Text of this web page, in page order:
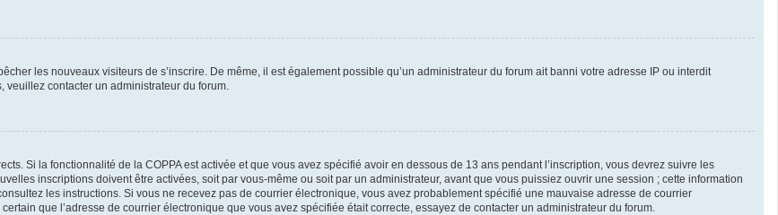
les nouveaux visiteurs de s’inscrire. De même, il est également possible qu’un administrateur du forum ait banni votre adresse IP ou interdit
veuillez contacter un administrateur du forum.
Si la fonctionnalité de la COPPA est activée et que vous avez spécifié avoir en dessous de 13 ans pendant l’inscription, vous devrez suivre les
inscriptions doivent être activées, soit par vous-même ou soit par un administrateur, avant que vous puissiez ouvrir une session ; cette information
les instructions. Si vous ne recevez pas de courrier électronique, vous avez probablement spécifié une mauvaise adresse de courrier
que l’adresse de courrier électronique que vous avez spécifiée était correcte, essayez de contacter un administrateur du forum.